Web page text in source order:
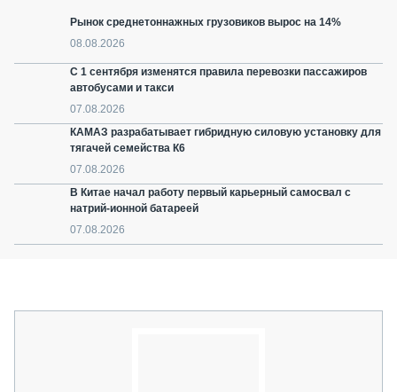
Рынок среднетоннажных грузовиков вырос на 14%
08.08.2026
С 1 сентября изменятся правила перевозки пассажиров
автобусами и такси
07.08.2026
КАМАЗ разрабатывает гибридную силовую установку для
тягачей семейства К6
07.08.2026
В Китае начал работу первый карьерный самосвал с
натрий-ионной батареей
07.08.2026